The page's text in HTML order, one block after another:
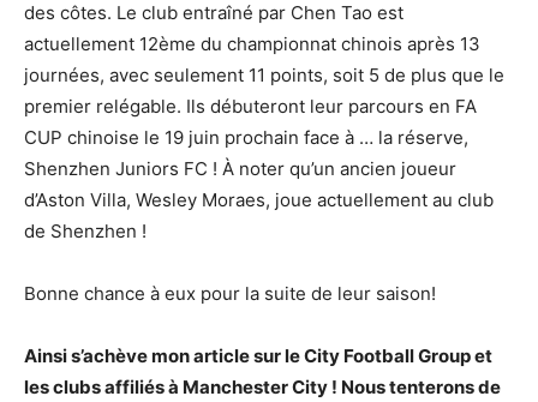
des côtes. Le club entraîné par Chen Tao est
actuellement 12ème du championnat chinois après 13
journées, avec seulement 11 points, soit 5 de plus que le
premier relégable. Ils débuteront leur parcours en FA
CUP chinoise le 19 juin prochain face à … la réserve,
Shenzhen Juniors FC ! À noter qu’un ancien joueur
d’Aston Villa, Wesley Moraes, joue actuellement au club
de Shenzhen !
Bonne chance à eux pour la suite de leur saison!
Ainsi s’achève mon article sur le City Football Group et
les clubs affiliés à Manchester City ! Nous tenterons de